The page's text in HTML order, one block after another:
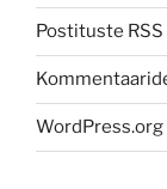
Postituste RSS
WordPress.org